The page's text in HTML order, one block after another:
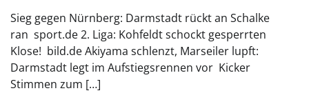
Sieg gegen Nürnberg: Darmstadt rückt an Schalke
ran sport.de 2. Liga: Kohfeldt schockt gesperrten
Klose! bild.de Akiyama schlenzt, Marseiler lupft:
Darmstadt legt im Aufstiegsrennen vor Kicker
Stimmen zum […]